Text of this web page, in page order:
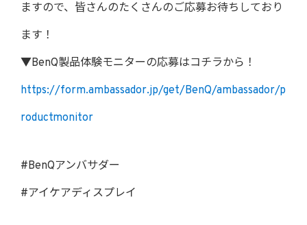
ますので、皆さんのたくさんのご応募お待ちしており
ます！
▼BenQ製品体験モニターの応募はコチラから！
https://form.ambassador.jp/get/BenQ/ambassador/p
roductmonitor
#BenQアンバサダー
#アイケアディスプレイ